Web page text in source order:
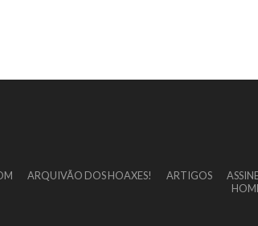
ARQUIVÃO DOS HOAXES! ARTIGOS